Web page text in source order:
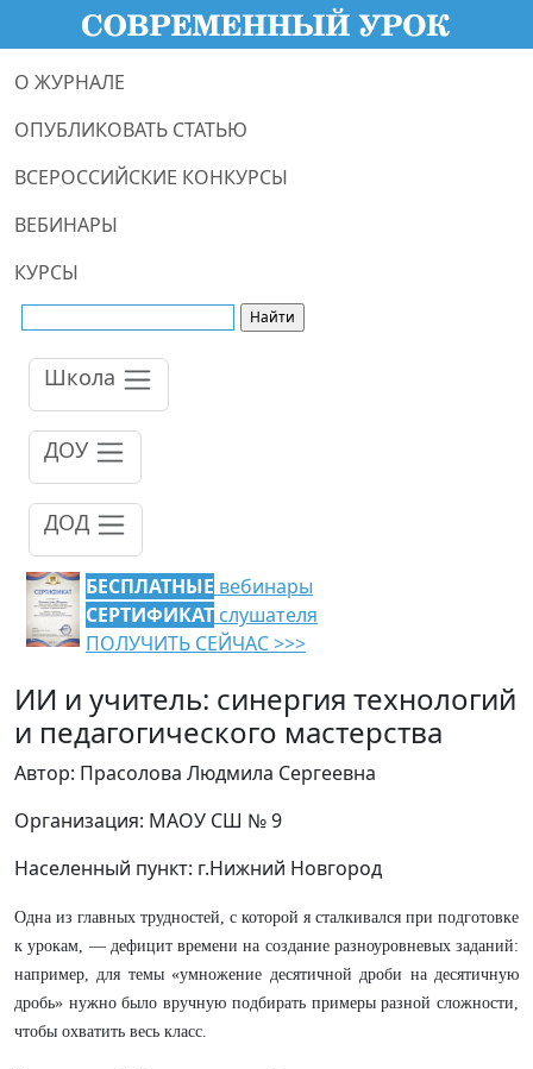
О ЖУРНАЛЕ
ОПУБЛИКОВАТЬ СТАТЬЮ
ВСЕРОССИЙСКИЕ КОНКУРСЫ
ВЕБИНАРЫ
КУРСЫ
Школа
ДОУ
ДОД
БЕСПЛАТНЫЕ вебинары
СЕРТИФИКАТ слушателя
ПОЛУЧИТЬ СЕЙЧАС >>>
ИИ и учитель: синергия технологий
и педагогического мастерства
Автор: Прасолова Людмила Сергеевна
Организация: МАОУ СШ № 9
Населенный пункт: г.Нижний Новгород
Одна из главных трудностей, с которой я сталкивался при подготовке
к урокам, — дефицит времени на создание разноуровневых заданий:
например, для темы «умножение десятичной дроби на десятичную
дробь» нужно было вручную подбирать примеры разной сложности,
чтобы охватить весь класс.